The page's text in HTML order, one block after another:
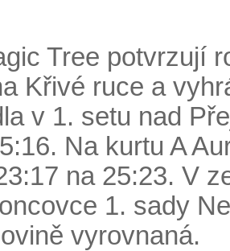
Tree potvrzují
Křivé ruce a
v 1. setu nad
Na kurtu A
na 25:23. V
1. sady
vyrovnaná.